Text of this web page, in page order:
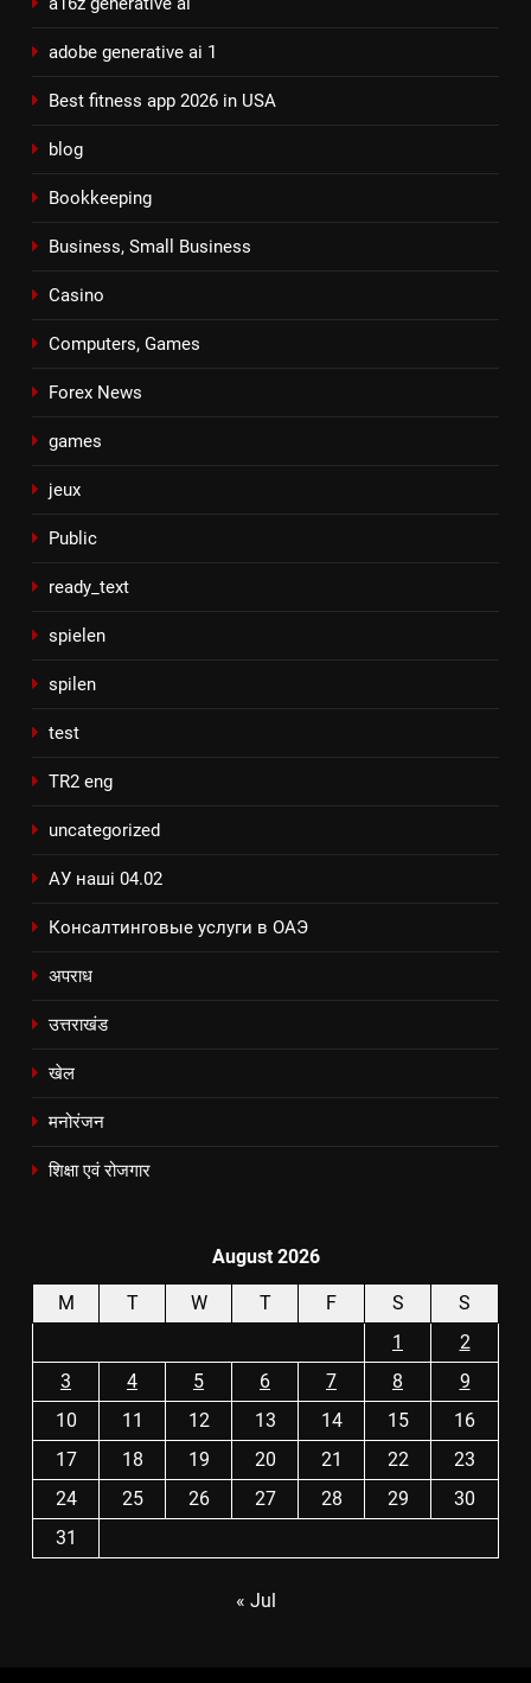
adobe generative ai 1
Best fitness app 2026 in USA
blog
Bookkeeping
Business, Small Business
Casino
Computers, Games
Forex News
games
jeux
Public
ready_text
spielen
spilen
test
TR2 eng
uncategorized
АУ наші 04.02
Консалтинговые услуги в ОАЭ
अपराध
उत्तराखंड
खेल
मनोरंजन
शिक्षा एवं रोजगार
August 2026
M T W T F S
S
1
2
3
4 5 6 7 8
9
10
11 12 13 14 15
16
17
18 19 20 21 22
23
24
25 26 27 28 29
30
31
« Jul